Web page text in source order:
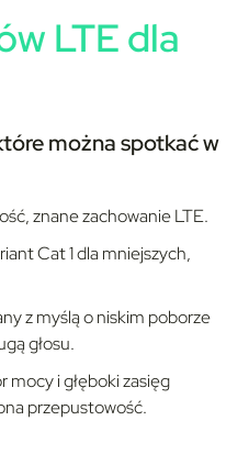
LTE dla
można spotkać w
znane zachowanie LTE.
Cat 1 dla mniejszych,
z myślą o niskim poborze
głosu.
mocy i głęboki zasięg
przepustowość.